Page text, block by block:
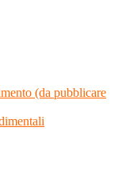
(da pubblicare